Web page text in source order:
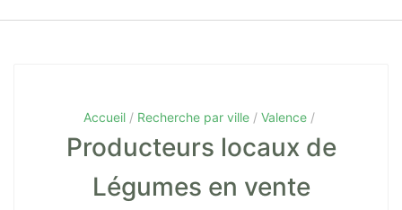
Accueil Recherche par ville Valence
Producteurs locaux de
Légumes en vente